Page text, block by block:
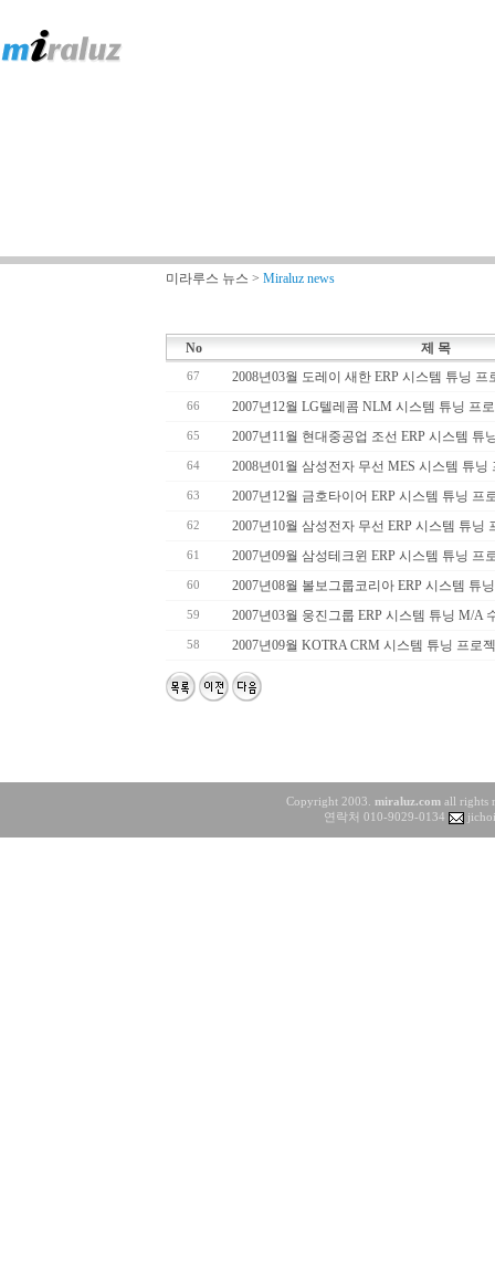
미라루스 뉴스 > Miraluz news
No 제 목
67 2008년03월 도레이 새한 ERP 시스템 튜닝 프
66 2007년12월 LG텔레콤 NLM 시스템 튜닝 프
65 2007년11월 현대중공업 조선 ERP 시스템 튜
64 2008년01월 삼성전자 무선 MES 시스템 튜닝
63 2007년12월 금호타이어 ERP 시스템 튜닝 프
62 2007년10월 삼성전자 무선 ERP 시스템 튜닝
61 2007년09월 삼성테크윈 ERP 시스템 튜닝 프
60 2007년08월 볼보그룹코리아 ERP 시스템 튜
59 2007년03월 웅진그룹 ERP 시스템 튜닝 M/A
58 2007년09월 KOTRA CRM 시스템 튜닝 프로
Copyright 2003.miraluz.com all rights
연락처 010-9029-0134